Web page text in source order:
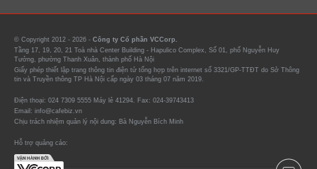
© Copyright 2012 - 2026 - Công ty Cổ phần VCCorp.
Tầng 17, 19, 20, 21 Toà nhà Center Building - Hapulico Complex, Số 01, phố Nguyễn Huy
Tưởng, phường Thanh Xuân, thành phố Hà Nội
Giấy phép thiết lập trang thông tin điện tử tổng hợp trên internet số 3321/GP-TTĐT do Sở Thông
tin và Truyền thông TP Hà Nội cấp ngày 03 tháng 07 năm 2019.
Điện thoại: 024 7309 5555 Máy lẻ 41294. Fax: 024-39743413
Email: info@cafebiz.vn
Chịu trách nhiệm quản lý nội dung: Bà Nguyễn Bích Minh
Hỗ trợ quảng cáo: